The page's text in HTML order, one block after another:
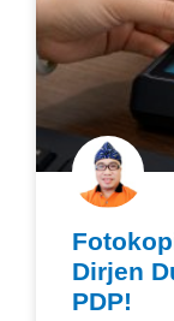
Dirjen
PDP!